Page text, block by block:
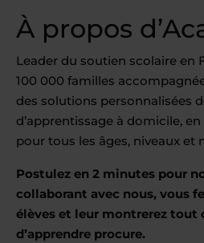
À propos
Leader du soutien scolaire en
100 000 familles
des solutions personnalisées
d’apprentissage à domicile,
pour tous les âges, niveaux et
Postulez en 2 minutes pour
collaborant avec nous, vous
élèves et leur montrerez tout
d’apprendre procure.